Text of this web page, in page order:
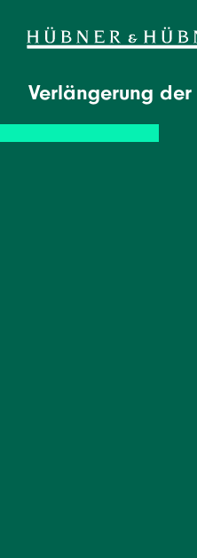
Verlängerung